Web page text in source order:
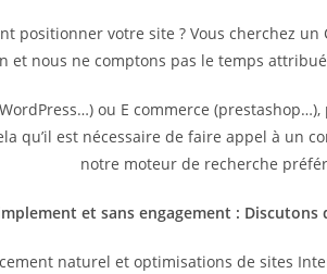
positionner votre site ? Vous cherchez
et nous ne comptons pas le temps
ou E commerce
qu’il est nécessaire de faire appel à un
notre moteur de recherche
et sans engagement :
naturel et optimisations de sites